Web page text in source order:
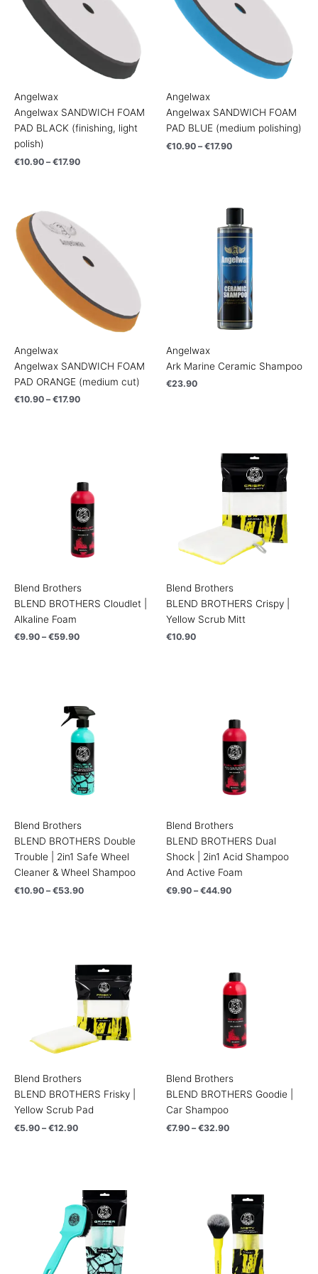
Angelwax
Angelwax SANDWICH FOAM
PAD BLACK (finishing, light
polish)
€10.90 – €17.90
Angelwax
Angelwax SANDWICH FOAM
PAD BLUE (medium polishing)
€10.90 – €17.90
Angelwax
Angelwax SANDWICH FOAM
PAD ORANGE (medium cut)
€10.90 – €17.90
through
€17.90
Angelwax
Ark Marine Ceramic Shampoo
€23.90
Blend Brothers
BLEND BROTHERS Cloudlet |
Alkaline Foam
€9.90 – €59.90
€59.90
Blend Brothers
BLEND BROTHERS Crispy |
Yellow Scrub Mitt
€10.90
Blend Brothers
BLEND BROTHERS Double
Trouble | 2in1 Safe Wheel
Cleaner & Wheel Shampoo
€10.90 – €53.90
through
€53.90
Blend Brothers
BLEND BROTHERS Dual
Shock | 2in1 Acid Shampoo
And Active Foam
€9.90 – €44.90
€44.90
Blend Brothers
BLEND BROTHERS Frisky |
Yellow Scrub Pad
€5.90 – €12.90
through
€12.90
Blend Brothers
BLEND BROTHERS Goodie |
Car Shampoo
€7.90 – €32.90
€32.90